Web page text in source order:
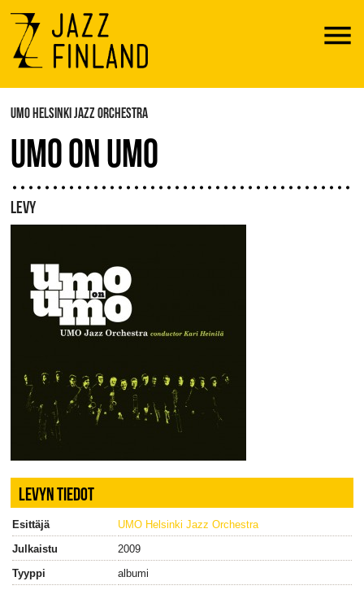
Menu
UMO HELSINKI JAZZ ORCHESTRA
UMO ON UMO
LEVY
LEVYN TIEDOT
Esittäjä
UMO Helsinki Jazz Orchestra
Julkaistu
2009
Tyyppi
albumi